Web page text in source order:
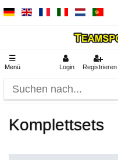
☰
Menü Login Registrieren
Komplettsets